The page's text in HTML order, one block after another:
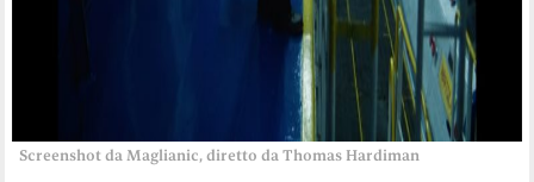
Screenshot da Maglianic, diretto da Thomas Hardiman